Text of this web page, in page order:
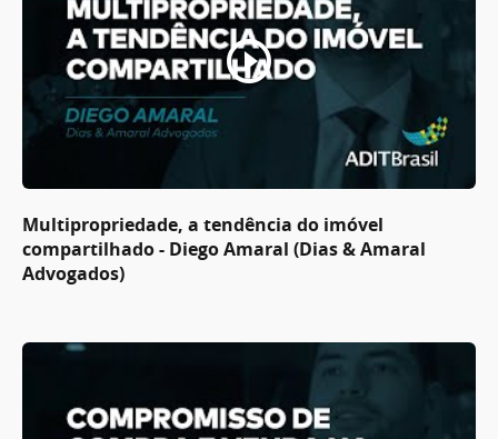
Multipropriedade, a tendência do imóvel
compartilhado - Diego Amaral (Dias & Amaral
Advogados)